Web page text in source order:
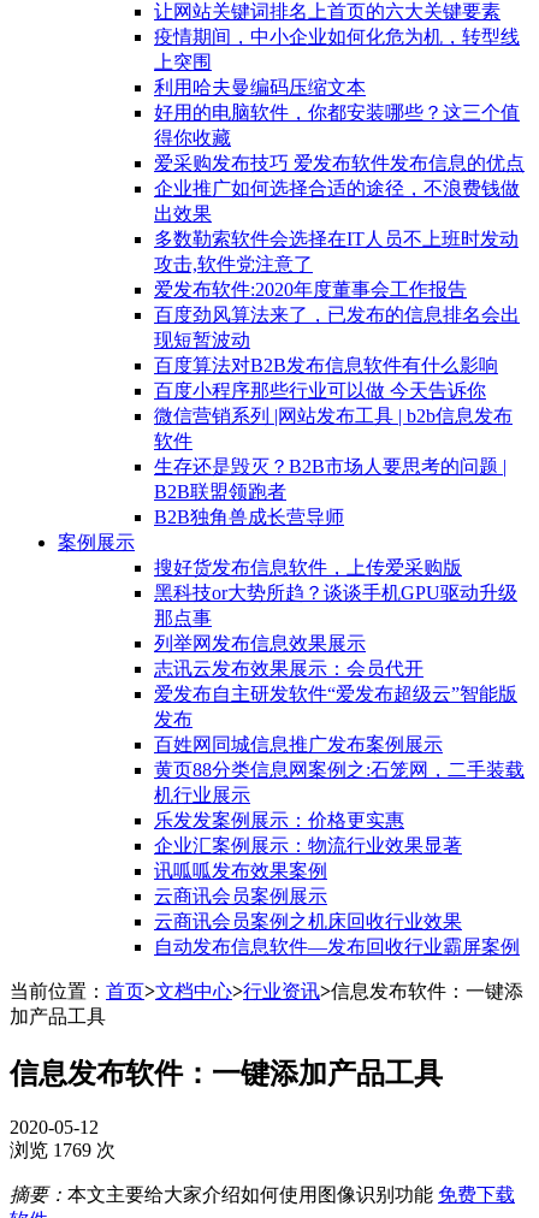
让网站关键词排名上首页的六大关键要素
疫情期间，中小企业如何化危为机，转型线
上突围
利用哈夫曼编码压缩文本
好用的电脑软件，你都安装哪些？这三个值
得你收藏
爱采购发布技巧 爱发布软件发布信息的优点
企业推广如何选择合适的途径，不浪费钱做
出效果
多数勒索软件会选择在IT人员不上班时发动
攻击,软件党注意了
爱发布软件:2020年度董事会工作报告
百度劲风算法来了，已发布的信息排名会出
现短暂波动
百度算法对B2B发布信息软件有什么影响
百度小程序那些行业可以做 今天告诉你
微信营销系列 |网站发布工具 | b2b信息发布
软件
生存还是毁灭？B2B市场人要思考的问题 |
B2B联盟领跑者
B2B独角兽成长营导师
案例展示
搜好货发布信息软件，上传爱采购版
黑科技or大势所趋？谈谈手机GPU驱动升级
那点事
列举网发布信息效果展示
志讯云发布效果展示：会员代开
爱发布自主研发软件“爱发布超级云”智能版
发布
百姓网同城信息推广发布案例展示
黄页88分类信息网案例之:石笼网，二手装载
机行业展示
乐发发案例展示：价格更实惠
企业汇案例展示：物流行业效果显著
讯呱呱发布效果案例
云商讯会员案例展示
云商讯会员案例之机床回收行业效果
自动发布信息软件—发布回收行业霸屏案例
当前位置： 首页>文档中心>行业资讯>信息发布软件：一键添
加产品工具
信息发布软件：一键添加产品工具
2020-05-12
浏览 1769 次
摘要： 本文主要给大家介绍如何使用图像识别功能 免费下载